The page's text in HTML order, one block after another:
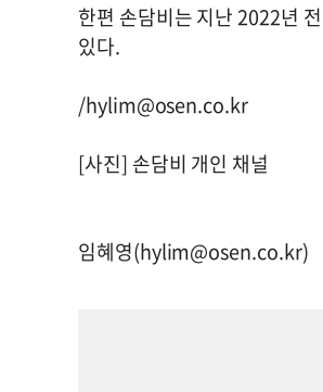
한편 손담비는 지난 2022년
있다.
/hylim@osen.co.kr
[사진] 손담비 개인 채널
임혜영(hylim@osen.co.kr)